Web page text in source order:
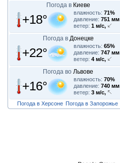
Погода в Киеве
+18° влажность: 71%
давление: 751 мм
ветер: 1 м/с,
Погода в Донецке
+22° влажность: 65%
давление: 747 мм
ветер: 4 м/с,
Погода во Львове
+16° влажность: 70%
давление: 740 мм
ветер: 3 м/с,
Погода в Херсоне Погода в Запорожье